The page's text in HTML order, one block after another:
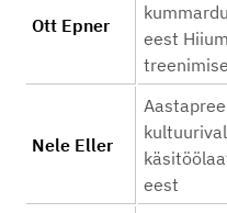
Ott Epner
eest
Nele Eller
eest